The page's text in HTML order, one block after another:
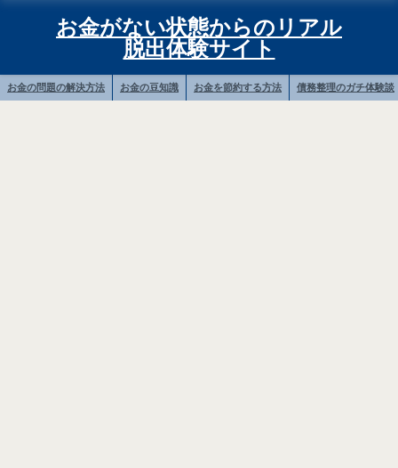
お金がない状態からのリアル
脱出体験サイト
お金の問題の解決方法 お金の豆知識 お金を節約する方法 債務整理のガチ体験談